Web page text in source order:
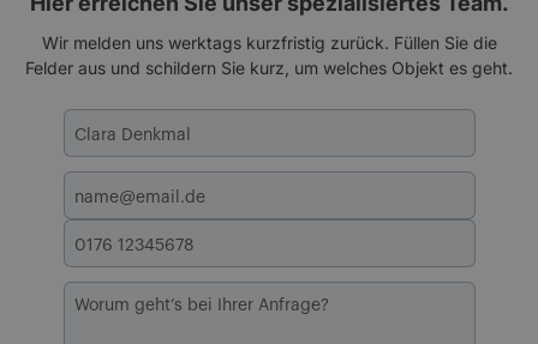
Wir melden uns werktags kurzfristig zurück. Füllen Sie die
Felder aus und schildern Sie kurz, um welches Objekt es geht.